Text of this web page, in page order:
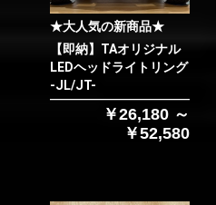
★大人気の新商品★
【即納】TAオリジナル
LEDヘッドライトリング
-JL/JT-
￥26,180 ～
￥52,580